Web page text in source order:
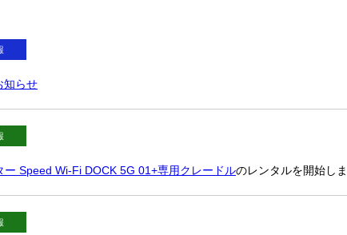
知らせ
ー Speed Wi-Fi DOCK 5G 01+専用クレードルのレンタルを開始し